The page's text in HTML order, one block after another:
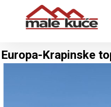
Europa-Krapinske